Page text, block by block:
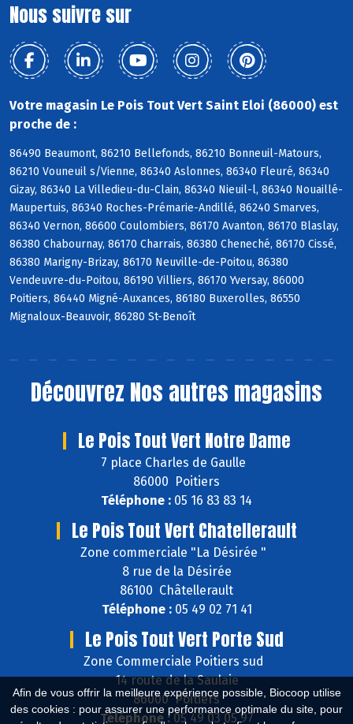
Afin de vous offrir la meilleure expérience possible, Biocoop utilise
des cookies : pour assurer une performance optimale du site, pour
Nous suivre sur
Votre magasin Le Pois Tout Vert Saint Eloi (86000) est
proche de :
86490 Beaumont, 86210 Bellefonds, 86210 Bonneuil-Matours,
86210 Vouneuil s/Vienne, 86340 Aslonnes, 86340 Fleuré, 86340
Gizay, 86340 La Villedieu-du-Clain, 86340 Nieuil-l, 86340 Nouaillé-
Maupertuis, 86340 Roches-Prémarie-Andillé, 86240 Smarves,
86340 Vernon, 86600 Coulombiers, 86170 Avanton, 86170 Blaslay,
86380 Chabournay, 86170 Charrais, 86380 Cheneché, 86170 Cissé,
86380 Marigny-Brizay, 86170 Neuville-de-Poitou, 86380
Vendeuvre-du-Poitou, 86190 Villiers, 86170 Yversay, 86000
Poitiers, 86440 Migné-Auxances, 86180 Buxerolles, 86550
Mignaloux-Beauvoir, 86280 St-Benoît
Découvrez Nos autres magasins
Le Pois Tout Vert Notre Dame
7 place Charles de Gaulle
86000 Poitiers
Téléphone : 05 16 83 83 14
Le Pois Tout Vert Chatellerault
Zone commerciale "La Désirée "
8 rue de la Désirée
86100 Châtellerault
Téléphone :05 49 02 71 41
Le Pois Tout Vert Porte Sud
Zone Commerciale Poitiers sud
14 route de la Saulaie
86000 Poitiers
Téléphone :05 49 03 05 97